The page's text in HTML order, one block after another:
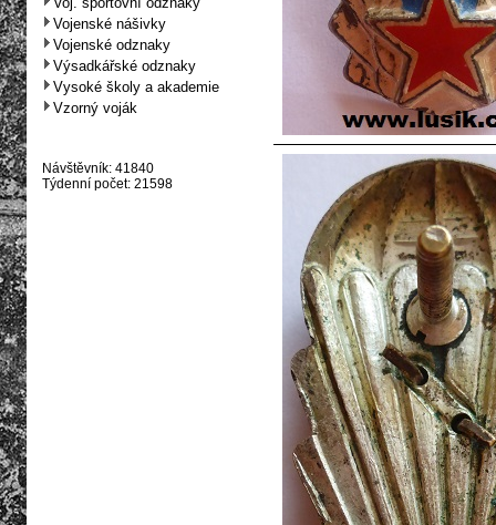
Vojenské nášivky
Vojenské odznaky
Výsadkářské odznaky
Vysoké školy a akademie
Vzorný voják
Návštěvník: 41840
Týdenní počet: 21598